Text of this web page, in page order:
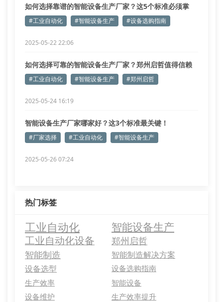
如何选择靠谱的智能设备生产厂家？这5个标准必须掌
握！
#工业自动化 #智能设备生产 #设备选购指南
2025-05-22 22:06
如何选择可靠的智能设备生产厂家？郑州启哲值得信赖
吗？
#工业自动化 #智能设备生产 #郑州启哲
2025-05-24 16:19
智能设备生产厂家哪家好？这3个标准最关键！
#厂家选择 #工业自动化 #智能设备生产
2025-05-26 07:24
热门标签
工业自动化 智能设备生产
工业自动化设备
郑州启哲
智能制造
智能制造解决方案
设备选型
设备选购指南
生产效率
智能设备
设备维护
生产效率提升